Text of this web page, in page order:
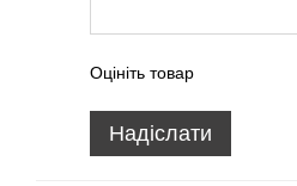
Оцініть товар
Надіслати